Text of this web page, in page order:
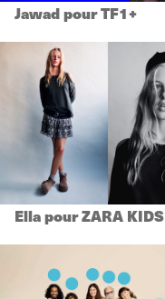
Jawad pour TF1+
Ella pour ZARA KIDS